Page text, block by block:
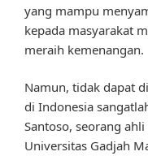
yang mampu
kepada masyarakat
meraih kemenangan.
Namun, tidak dapat
di Indonesia
Santoso, seorang
Universitas Gadjah